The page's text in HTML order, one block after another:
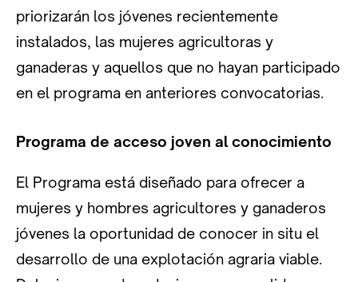
priorizarán los jóvenes recientemente
instalados, las mujeres agricultoras y
ganaderas y aquellos que no hayan participado
en el programa en anteriores convocatorias.
Programa de acceso joven al conocimiento
El Programa está diseñado para ofrecer a
mujeres y hombres agricultores y ganaderos
jóvenes la oportunidad de conocer in situ el
desarrollo de una explotación agraria viable.